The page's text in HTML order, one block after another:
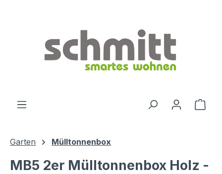
Garten Mülltonnenbox
MB5 2er Mülltonnenbox Holz -